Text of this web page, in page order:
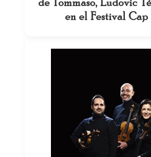
de Tommaso, Ludovic
en el Festival